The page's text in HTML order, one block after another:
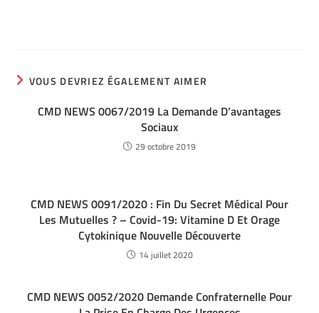
VOUS DEVRIEZ ÉGALEMENT AIMER
CMD NEWS 0067/2019 La Demande D’avantages
Sociaux
29 octobre 2019
CMD NEWS 0091/2020 : Fin Du Secret Médical Pour
Les Mutuelles ? – Covid-19: Vitamine D Et Orage
Cytokinique Nouvelle Découverte
14 juillet 2020
CMD NEWS 0052/2020 Demande Confraternelle Pour